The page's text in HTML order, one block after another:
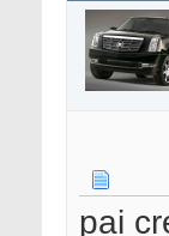
pai